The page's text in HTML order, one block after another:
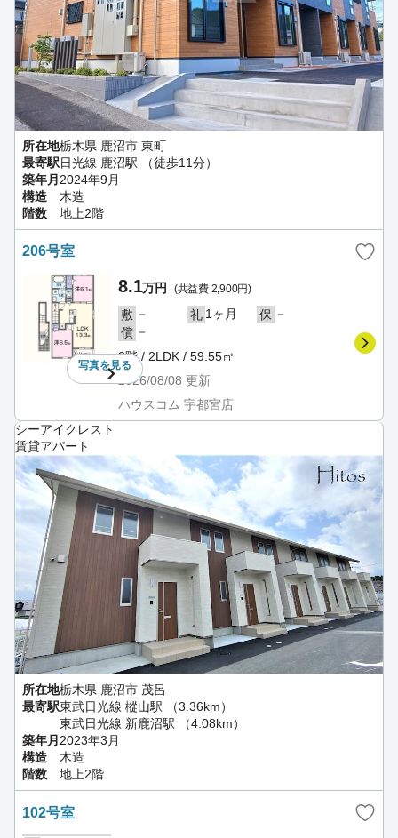
所在地栃木県 鹿沼市 東町
最寄駅日光線 鹿沼駅 （徒歩11分）
築年月 2024年9月
構造
木造
階数
地上2階
206号室
写真を見る
8.1万円 (共益費 2,900円)
敷 － 礼 1ヶ月 保 －
償 －
2階 / 2LDK / 59.55㎡
2026/08/08 更新
ハウスコム 宇都宮店
シーアイクレスト
賃貸アパート
所在地栃木県 鹿沼市 茂呂
最寄駅東武日光線 樅山駅 （3.36km）
東武日光線 新鹿沼駅 （4.08km）
築年月 2023年3月
構造
木造
階数
地上2階
102号室